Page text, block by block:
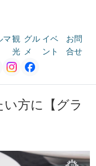
マ観
光
グル
メ
イベ
ント
お問
合せ
方に【グラ